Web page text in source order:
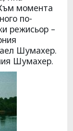
момента
по-
режисьор –
Шумахер.
Шумахер.